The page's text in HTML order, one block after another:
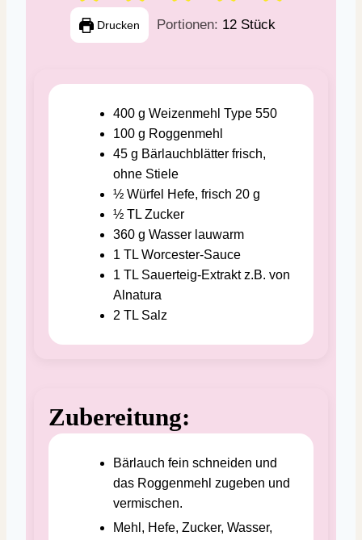
Drucken Portionen: 12 Stück
400 g Weizenmehl Type 550
100 g Roggenmehl
45 g Bärlauchblätter frisch,
ohne Stiele
½ Würfel Hefe, frisch 20 g
½ TL Zucker
360 g Wasser lauwarm
1 TL Worcester-Sauce
1 TL Sauerteig-Extrakt z.B. von
Alnatura
2 TL Salz
Zubereitung:
Bärlauch fein schneiden und
das Roggenmehl zugeben und
vermischen.
Mehl, Hefe, Zucker, Wasser,